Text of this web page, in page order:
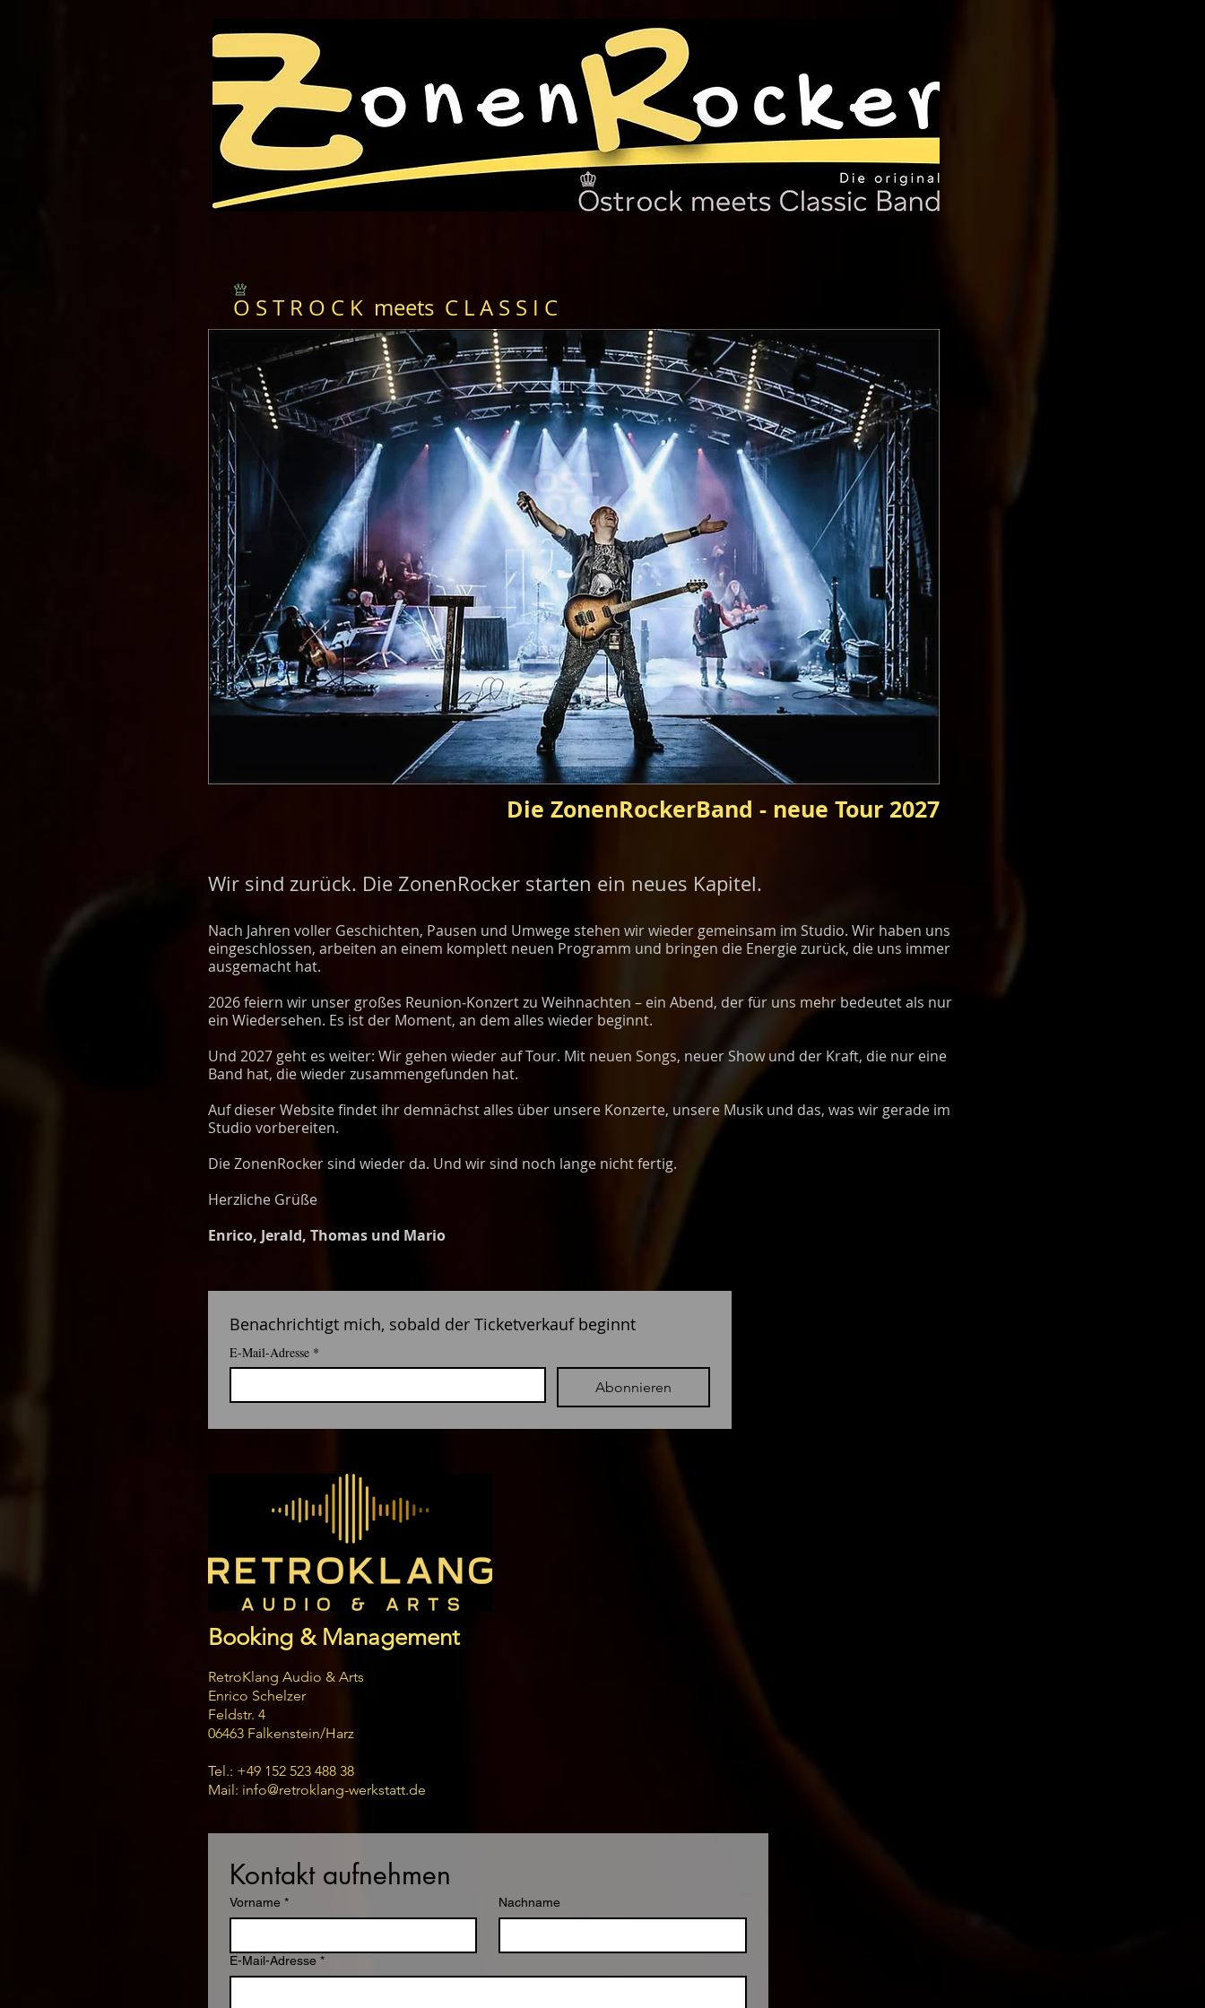
O S T R O C K meets C L A S S I C
Die ZonenRockerBand - neue Tour 2027
Benachrichtigt mich, sobald der Ticketverkauf beginnt
E-Mail-Adresse *
Abonnieren
Wir sind zurück. Die ZonenRocker starten ein neues Kapitel.
Nach Jahren voller Geschichten, Pausen und Umwege stehen wir wieder gemeinsam im Studio. Wir haben uns
eingeschlossen, arbeiten an einem komplett neuen Programm und bringen die Energie zurück, die uns immer
ausgemacht hat.
2026 feiern wir unser großes Reunion‑Konzert zu Weihnachten – ein Abend, der für uns mehr bedeutet als nur
ein Wiedersehen. Es ist der Moment, an dem alles wieder beginnt.
Und 2027 geht es weiter: Wir gehen wieder auf Tour. Mit neuen Songs, neuer Show und der Kraft, die nur eine
Band hat, die wieder zusammengefunden hat.
Auf dieser Website findet ihr demnächst alles über unsere Konzerte, unsere Musik und das, was wir gerade im
Studio vorbereiten.
Die ZonenRocker sind wieder da. Und wir sind noch lange nicht fertig.
Herzliche Grüße
Enrico, Jerald, Thomas und Mario
Booking & Management
RetroKlang Audio & Arts
Enrico Schelzer
Feldstr. 4
06463 Falkenstein/Harz
Tel.: +49 152 523 488 38
Mail: info@retroklang-werkstatt.de
Kontakt aufnehmen
Vorname * Nachname
E-Mail-Adresse *